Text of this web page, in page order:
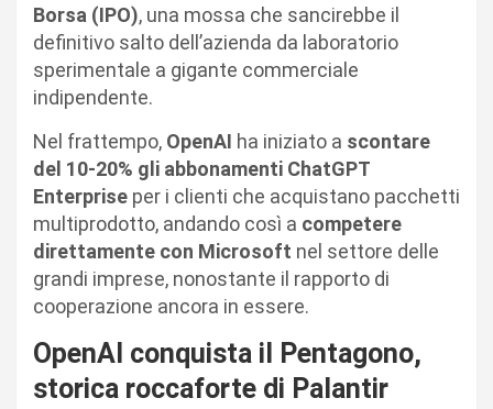
Borsa (IPO), una mossa che sancirebbe il
definitivo salto dell’azienda da laboratorio
sperimentale a gigante commerciale
indipendente.
Nel frattempo, OpenAI ha iniziato a scontare
del 10-20% gli abbonamenti ChatGPT
Enterprise per i clienti che acquistano pacchetti
multiprodotto, andando così a competere
direttamente con Microsoft nel settore delle
grandi imprese, nonostante il rapporto di
cooperazione ancora in essere.
OpenAI conquista il Pentagono,
storica roccaforte di Palantir